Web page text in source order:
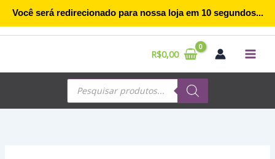
o
R$0,00
Pesquisar
produtos
Você será redirecionado para nossa loja em 10segundos...